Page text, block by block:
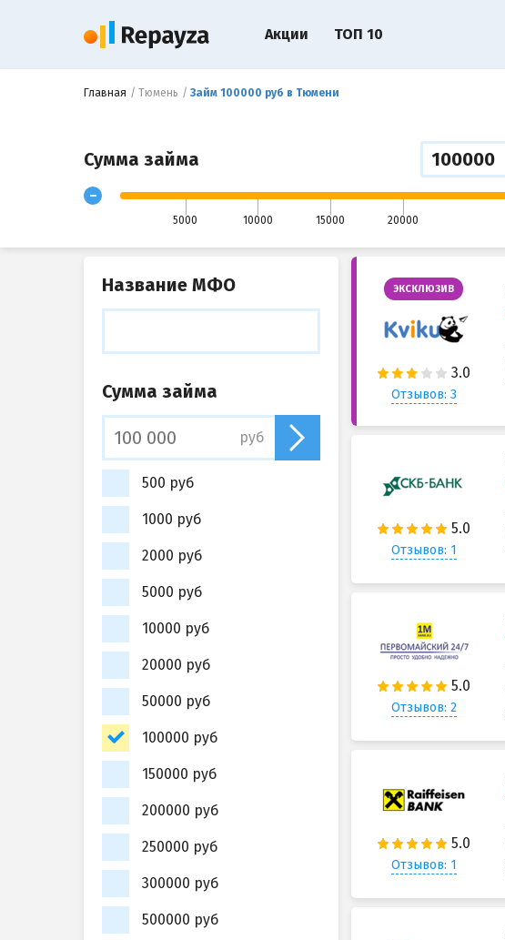
Главная Тюмень Займ 100000 руб в Тюмени
Сумма займа
-
5000 10000 15000 20000
ЭКСКЛЮЗИВ
Отзывов: 3
Отзывов: 1
Отзывов: 2
Отзывов: 1
Название МФО
Сумма займа
руб
500 руб
1000 руб
2000 руб
5000 руб
10000 руб
20000 руб
50000 руб
100000 руб
150000 руб
200000 руб
250000 руб
300000 руб
500000 руб
Акции ТОП 10